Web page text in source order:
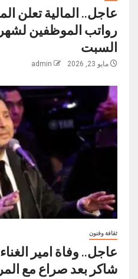
عاجل.. المالية تعلن
رواتب ‏الموظفين لشهر
السبت
مايو 23, 2026 admin
ثقافة وفنون
عاجل.. وفاة امير
شاكر بعد صراع مع